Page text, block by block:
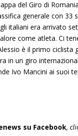
del Giro di
generale con 33
italiani era arrivato
come atleta. Ci
è il primo ciclista
in un giro
Ivo Mancini ai suoi
su Facebook,